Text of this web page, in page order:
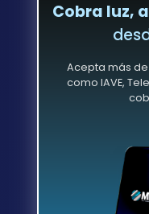
Cobra luz,
Acepta más de
como IAVE,